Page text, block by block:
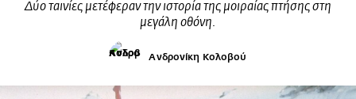
Δύο ταινίες μετέφεραν την ιστορία της μοιραίας πτήσης στη
μεγάλη οθόνη.
Ανδρονίκη Κολοβού